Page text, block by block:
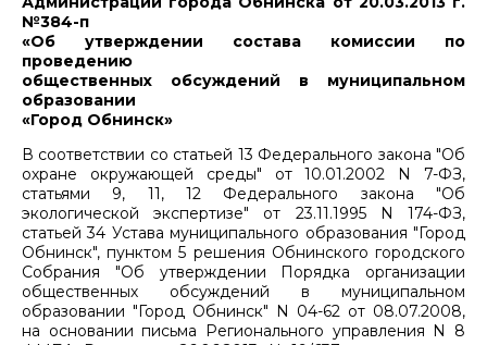
№384-п
«Об утверждении состава комиссии по
проведению
общественных обсуждений в муниципальном
образовании
«Город Обнинск»
В соответствии со статьей 13 Федерального закона "Об
охране окружающей среды" от 10.01.2002 N 7-ФЗ,
статьями 9, 11, 12 Федерального закона "Об
экологической экспертизе" от 23.11.1995 N 174-ФЗ,
статьей 34 Устава муниципального образования "Город
Обнинск", пунктом 5 решения Обнинского городского
Собрания "Об утверждении Порядка организации
общественных обсуждений в муниципальном
образовании "Город Обнинск" N 04-62 от 08.07.2008,
на основании письма Регионального управления N 8